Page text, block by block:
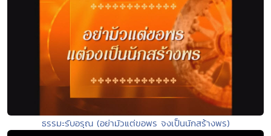
ธรรมะรับอรุณ (อย่ามัวแต่ขอพร จงเป็นนักสร้างพร)